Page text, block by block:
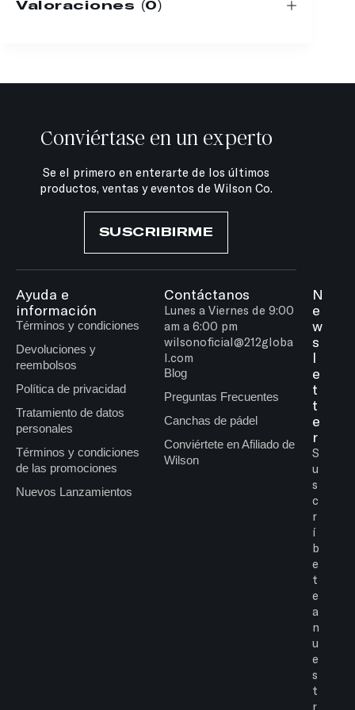
Valoraciones (0)
Conviértase en un experto
Se el primero en enterarte de los últimos
productos, ventas y eventos de Wilson Co.
SUSCRIBIRME
Ayuda e
información
Términos y condiciones
Devoluciones y
reembolsos
Política de privacidad
Tratamiento de datos
personales
Términos y condiciones
de las promociones
Nuevos Lanzamientos
Contáctanos
Lunes a Viernes de 9:00
am a 6:00 pm
wilsonoficial@212globa
l.com
Blog
Preguntas Frecuentes
Canchas de pádel
Conviértete en Afiliado de
Wilson
N
e
w
s
l
e
t
t
e
r
S
u
s
c
r
í
b
e
t
e
a
n
u
e
s
t
r